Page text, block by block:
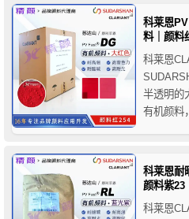
200℃，
科莱恩
料｜颜料
科莱恩
半透明的
有机颜料
PVC、
工业涂料
科莱恩耐
颜料紫23
科莱恩